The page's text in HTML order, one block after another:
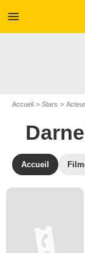
menu
Accueil Stars
Accueil